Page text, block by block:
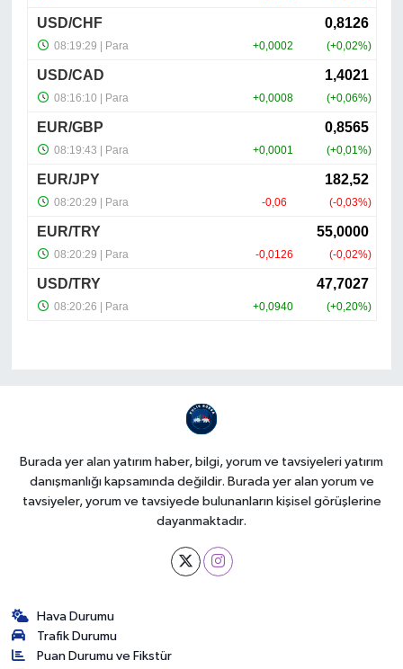
Burada yer alan yatırım haber, bilgi, yorum ve tavsiyeleri yatırım
danışmanlığı kapsamında değildir. Burada yer alan yorum ve
tavsiyeler, yorum ve tavsiyede bulunanların kişisel görüşlerine
dayanmaktadır.
Hava Durumu
Trafik Durumu
Puan Durumu ve Fikstür